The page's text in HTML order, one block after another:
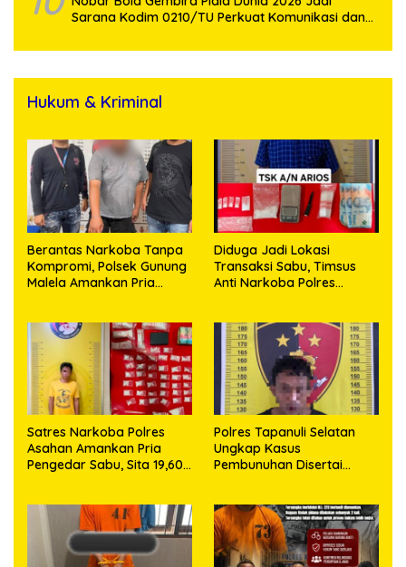
Sarana Kodim 0210/TU Perkuat Komunikasi dan
Hukum & Kriminal
Berantas Narkoba Tanpa
Kompromi, Polsek Gunung
Malela Amankan Pria
Diduga Jadi Lokasi
Transaksi Sabu, Timsus
Anti Narkoba Polres
63,67 Gram Sabu
Satres Narkoba Polres
Asahan Amankan Pria
Pengedar Sabu, Sita 19,60
Polres Tapanuli Selatan
Ungkap Kasus
Pembunuhan Disertai
Ditangkap